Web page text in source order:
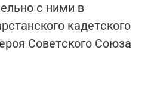
с ними в
кадетского
Советского Союза